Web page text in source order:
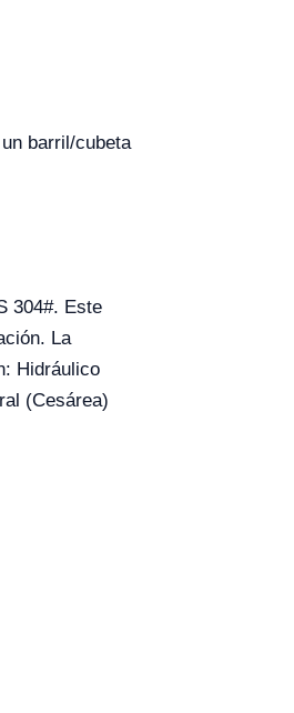
barril/cubeta
304#. Este
La
Hidráulico
(Cesárea)